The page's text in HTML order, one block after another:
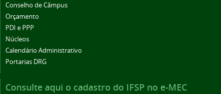
Conselho de Câmpus
Orçamento
PDI e PPP
Núcleos
Calendário Administrativo
Portarias DRG
Consulte aqui o cadastro do IFSP no e-MEC